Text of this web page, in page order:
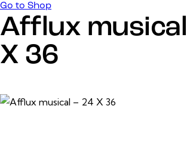
Go to Shop
Afflux
X 36